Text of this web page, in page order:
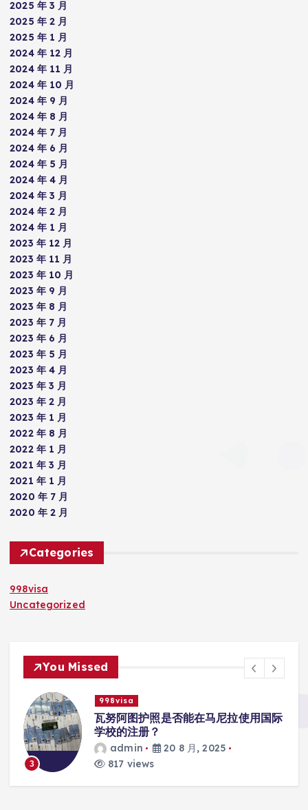
2025 年 3 月
2025 年 2 月
2025 年 1 月
2024 年 12 月
2024 年 11 月
2024 年 10 月
2024 年 9 月
2024 年 8 月
2024 年 7 月
2024 年 6 月
2024 年 5 月
2024 年 4 月
2024 年 3 月
2024 年 2 月
2024 年 1 月
2023 年 12 月
2023 年 11 月
2023 年 10 月
2023 年 9 月
2023 年 8 月
2023 年 7 月
2023 年 6 月
2023 年 5 月
2023 年 4 月
2023 年 3 月
2023 年 2 月
2023 年 1 月
2022 年 8 月
2022 年 1 月
2021 年 3 月
2021 年 1 月
2020 年 7 月
2020 年 2 月
Categories
998visa
Uncategorized
You Missed
3
998visa
瓦努阿图护照是否能在马尼拉使用国际
学校的注册？
admin
20 8 月, 2025
817 views